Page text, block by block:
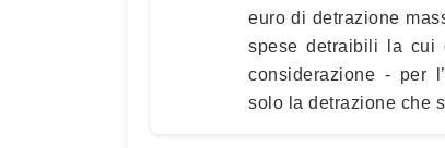
euro di detrazione
spese detraibili la cui
considerazione - per
solo la detrazione che